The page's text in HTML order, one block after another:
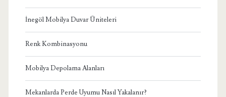
İnegöl Mobilya Duvar Üniteleri
Renk Kombinasyonu
Mobilya Depolama Alanları
Mekanlarda Perde Uyumu Nasıl Yakalanır?